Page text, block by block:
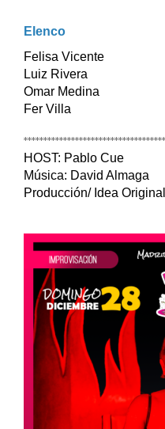
Elenco
Felisa Vicente
Luiz Rivera
Omar Medina
Fer Villa
HOST: Pablo Cue
Música: David Almaga
Producción/ Idea